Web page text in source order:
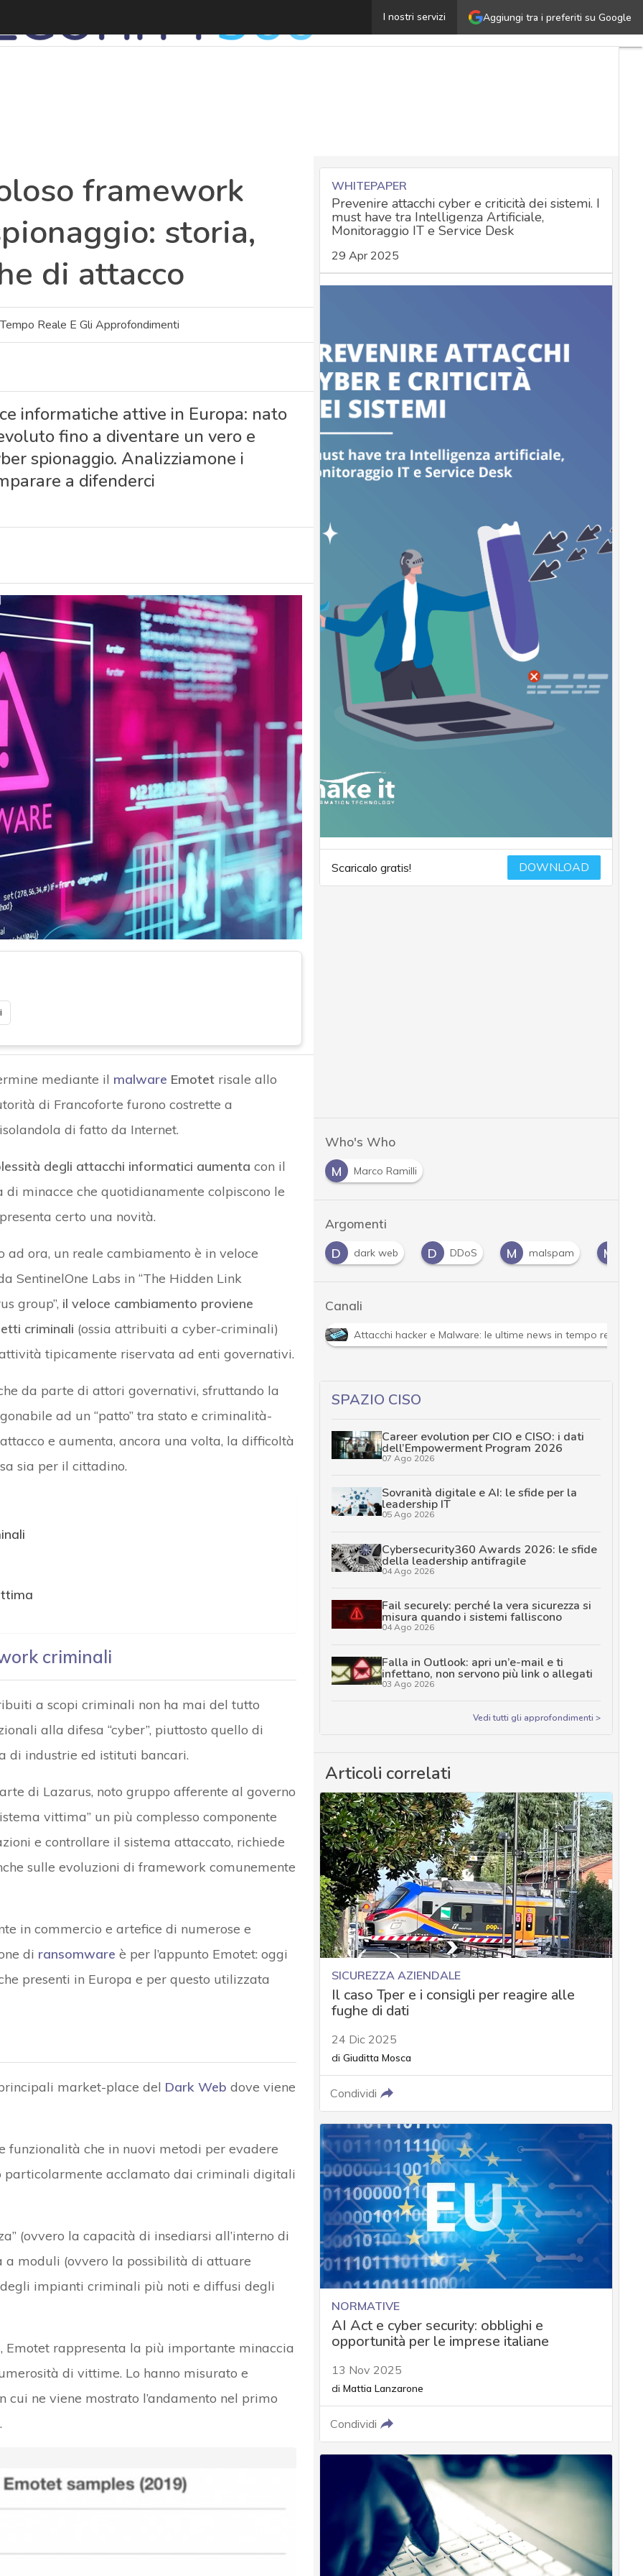
Aggiungi tra i preferiti su Google
I nostri servizi
Emotet, il più pericoloso framework criminale di cyber
framework
storia,
di attacco
Reale E Gli Approfondimenti
informatiche attive in Europa: nato
fino a diventare un vero e
spionaggio. Analizziamone i
a difenderci
mediante il malware Emotetrisale allo
di Francoforte furono costrette a
di fatto da Internet.
degli attacchi informatici aumenta con il
minacce che quotidianamente colpiscono le
certo una novità.
ad ora, un reale cambiamento è in veloce
SentinelOne Labs in “The Hidden Link
group”, il veloce cambiamento proviene
criminali (ossia attribuiti a cyber-criminali)
tipicamente riservata ad enti governativi.
da parte di attori governativi, sfruttando la
ad un “patto” tra stato e criminalità-
e aumenta, ancora una volta, la difficoltà
sia per il cittadino.
criminali
a scopi criminali non ha mai del tutto
alla difesa “cyber”, piuttosto quello di
di industrie ed istituti bancari.
di Lazarus, noto gruppo afferente al governo
vittima” un più complesso componente
e controllare il sistema attaccato, richiede
sulle evoluzioni di framework comunemente
in commercio e artefice di numerose e
di ransomware è per l’appunto Emotet: oggi
presenti in Europa e per questo utilizzata
market-place del Dark Web dove viene
funzionalità che in nuovi metodi per evadere
particolarmente acclamato dai criminali digitali
(ovvero la capacità di insediarsi all’interno di
moduli (ovvero la possibilità di attuare
impianti criminali più noti e diffusi degli
Emotet rappresenta la più importante minaccia
di vittime. Lo hanno misurato e
ne viene mostrato l’andamento nel primo
WHITEPAPER
Prevenire attacchi cyber e criticità dei sistemi. I
must have tra Intelligenza Artificiale,
Monitoraggio IT e Service Desk
29 Apr 2025
Scaricalo gratis! DOWNLOAD
Who's Who
M
Marco Ramilli
Argomenti
B
D dark web D DDoS M malspam M
Canali
Attacchi hacker e Malware: le ultime news in tempo reale e
SPAZIO CISO
Career evolution per CIO e CISO: i dati
dell’Empowerment Program 2026
07 Ago 2026
Sovranità digitale e AI: le sfide per la
leadership IT
05 Ago 2026
Cybersecurity360 Awards 2026: le sfide
della leadership antifragile
04 Ago 2026
Fail securely: perché la vera sicurezza si
misura quando i sistemi falliscono
04 Ago 2026
Falla in Outlook: apri un’e-mail e ti
infettano, non servono più link o allegati
03 Ago 2026
Vedi tutti gli approfondimenti >
Articoli correlati
SICUREZZA AZIENDALE
Il caso Tper e i consigli per reagire alle
fughe di dati
24 Dic 2025
di Giuditta Mosca
Condividi
NORMATIVE
AI Act e cyber security: obblighi e
opportunità per le imprese italiane
13 Nov 2025
di Mattia Lanzarone
Condividi